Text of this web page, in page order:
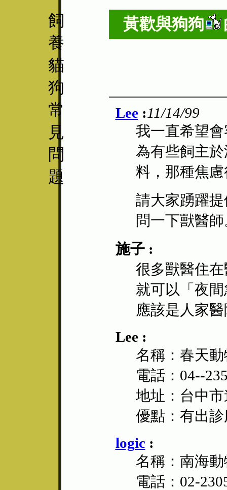
飼
養
貓
狗
常
見
問
題
黃歡與狗狗
Lee:11/14/99
我一直希望
為有些飼主
料，那種焦
請大家踴躍
問一下獸醫
施子 :
很多獸醫住
就可以「夜
應該是人家
Lee :
名稱：春天
電話：04--
地址：台中
優點：有出
logic:
名稱：南海
電話：02-